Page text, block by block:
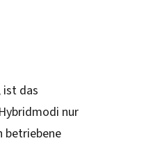
ist das
nur
betriebene